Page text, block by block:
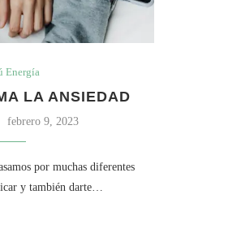
Energía
LA ANSIEDAD
febrero 9, 2023
por muchas diferentes
y también darte…